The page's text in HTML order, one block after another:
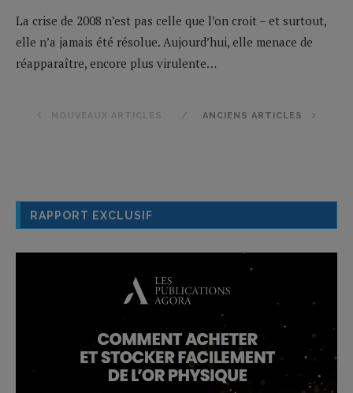
La crise de 2008 n’est pas celle que l’on croit – et surtout,
elle n’a jamais été résolue. Aujourd’hui, elle menace de
réapparaître, encore plus virulente…
NOUVEAUX ARTICLES ANCIENS ARTICLES
RAPPORT EXCLUSIF